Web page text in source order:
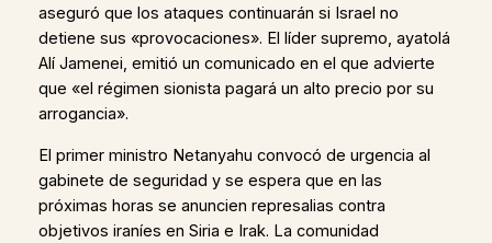
aseguró que los ataques continuarán si Israel no
detiene sus «provocaciones». El líder supremo, ayatolá
Alí Jamenei, emitió un comunicado en el que advierte
que «el régimen sionista pagará un alto precio por su
arrogancia».
El primer ministro Netanyahu convocó de urgencia al
gabinete de seguridad y se espera que en las
próximas horas se anuncien represalias contra
objetivos iraníes en Siria e Irak. La comunidad